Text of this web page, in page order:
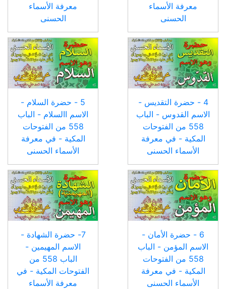
معرفة الأسماء
الحسنى
معرفة الأسماء
الحسنى
4 - حضرة التقديس -
الاسم القدوس - الباب
558 من الفتوحات
المكية - في معرفة
الأسماء الحسنى
5 - حضرة السلام -
الاسم االسلام - الباب
558 من الفتوحات
المكية - في معرفة
الأسماء الحسنى
6 - حضرة الأمان -
الاسم المؤمن - الباب
558 من الفتوحات
المكية - في معرفة
الأسماء الحسنى
7- حضرة الشهادة -
الاسم المهيمين -
الباب 558 من
الفتوحات المكية - في
معرفة الأسماء